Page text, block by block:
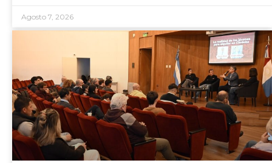
Agosto 7, 2026